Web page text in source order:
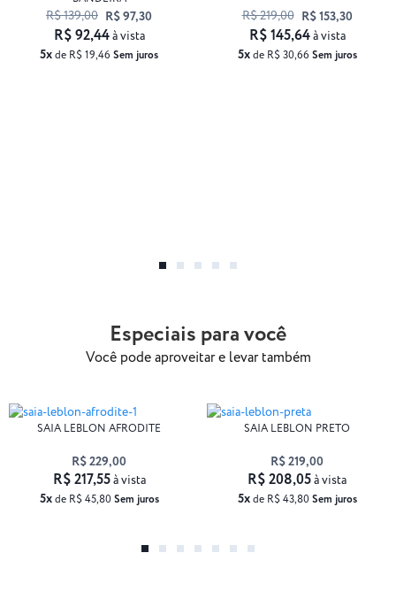
R$ 139,00 R$ 97,30
5xde R$ 19,46 Sem juros
R$ 92,44à vista
R$ 219,00 R$ 153,30
5xde R$ 30,66 Sem juros
R$ 145,64à vista
Especiais para você
Você pode aproveitar e levar também
SAIA LEBLON AFRODITE
R$ 229,00
5xde R$ 45,80 Sem juros
R$ 217,55à vista
SAIA LEBLON PRETO
R$ 219,00
5xde R$ 43,80 Sem juros
R$ 208,05à vista